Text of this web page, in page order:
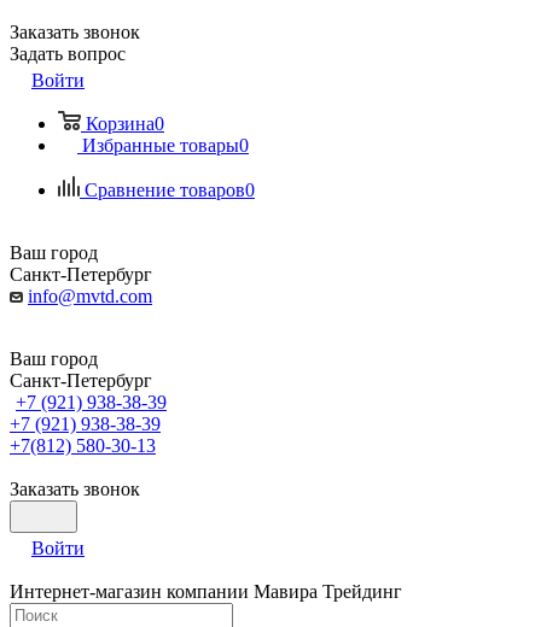
Заказать звонок
Задать вопрос
Войти
Корзина0
Избранные товары0
Сравнение товаров0
Ваш город
Санкт-Петербург
info@mvtd.com
Ваш город
Санкт-Петербург
+7 (921) 938-38-39
+7 (921) 938-38-39
+7(812) 580-30-13
Заказать звонок
Войти
Интернет-магазин компании Мавира Трейдинг